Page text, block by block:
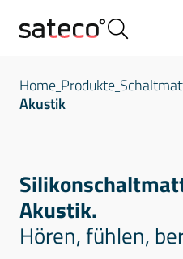
Home Produkte
Akustik
Akustik.
Hören, fühlen,